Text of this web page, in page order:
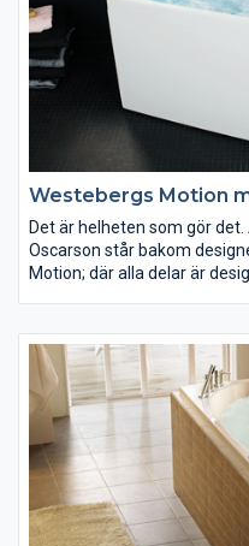
Westebergs Motion
Det är helheten som gör
Oscarson står bakom
Motion; där alla delar är